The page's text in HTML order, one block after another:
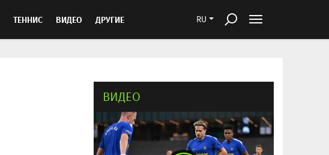
RU
ТЕННИС ВИДЕО ДРУГИЕ
ВИДЕО